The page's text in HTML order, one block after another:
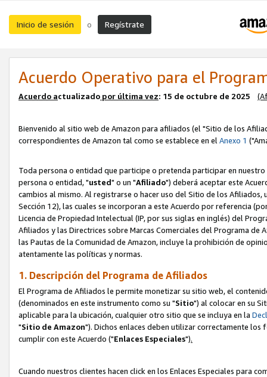
Inicio de sesión o Regístrate
Acuerdo Operativo para el
Acuerdo actualizado por última vez: 15 de octubre de 2025
Bienvenido al sitio web de Amazon para afiliados (el "Sitio de los
correspondientes de Amazon tal como se establece en elAnexo 1
Toda persona o entidad que participe o pretenda participar en
persona o entidad, "usted" o un "Afiliado") deberá aceptar este
cambios al mismo. Al registrarse o hacer uso del Sitio de los
Sección 12), las cuales se incorporan a este Acuerdo por referencia
Licencia de Propiedad Intelectual (IP, por sus siglas en inglés) del
Afiliados y las Directrices sobre Marcas Comerciales del Programa
las Pautas de la Comunidad de Amazon, incluye la prohibición de
atentamente las políticas y normas.
1. Descripción del Programa de Afiliados
El Programa de Afiliados le permite monetizar su sitio web, el
(denominados en este instrumento como su "Sitio") al colocar en su
aplicable para la ubicación, cualquier otro sitio que se incluya en la
"Sitio de Amazon"). Dichos enlaces deben utilizar correctamente los
cumplir con este Acuerdo ("Enlaces Especiales").
Cuando nuestros clientes hacen click en los Enlaces Especiales para